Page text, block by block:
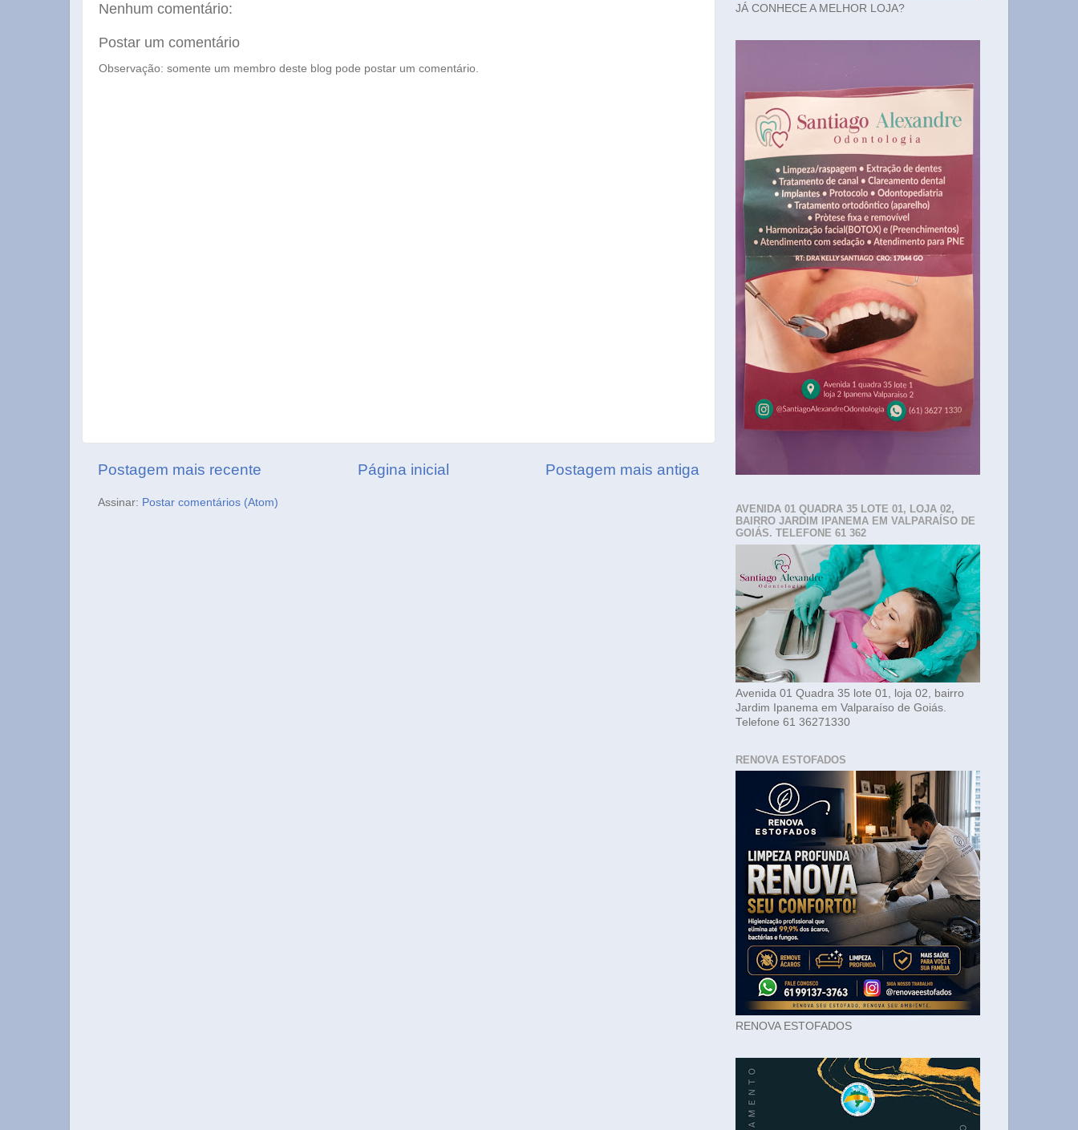
Nenhum comentário:
Postar um comentário
Observação: somente um membro deste blog pode postar um comentário.
Postagem mais recente Postagem mais antiga
Página inicial
Assinar: Postar comentários (Atom)
JÁ CONHECE A MELHOR LOJA?
AVENIDA 01 QUADRA 35 LOTE 01, LOJA 02,
BAIRRO JARDIM IPANEMA EM VALPARAÍSO DE
GOIÁS. TELEFONE 61 362
Avenida 01 Quadra 35 lote 01, loja 02, bairro
Jardim Ipanema em Valparaíso de Goiás.
Telefone 61 36271330
RENOVA ESTOFADOS
RENOVA ESTOFADOS